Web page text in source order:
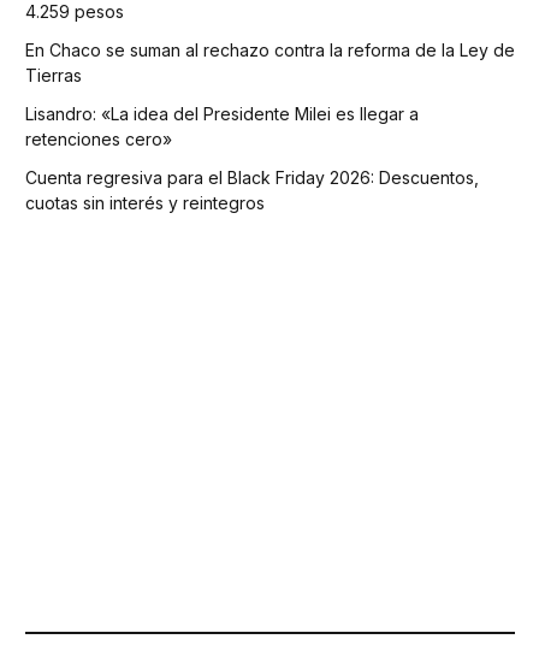
4.259 pesos
En Chaco se suman al rechazo contra la reforma de la Ley de
Tierras
Lisandro: «La idea del Presidente Milei es llegar a
retenciones cero»
Cuenta regresiva para el Black Friday 2026: Descuentos,
cuotas sin interés y reintegros